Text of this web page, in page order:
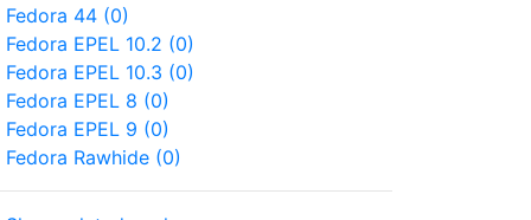
Fedora 44 (0)
Fedora EPEL 10.2 (0)
Fedora EPEL 10.3 (0)
Fedora EPEL 8 (0)
Fedora EPEL 9 (0)
Fedora Rawhide (0)